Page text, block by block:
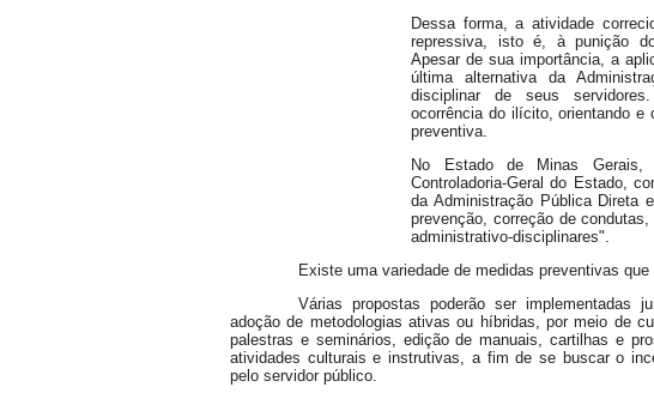
Dessa forma, a atividade
repressiva, isto é, à punição
Apesar de sua importância, a
última alternativa da
disciplinar de seus
ocorrência do ilícito, orientando e
preventiva.
No Estado de Minas Gerais,
Controladoria-Geral do Estado,
da Administração Pública Direta
prevenção, correção de
administrativo-disciplinares".
Existe uma variedade de medidas preventivas
Várias propostas poderão ser implementadas
adoção de metodologias ativas ou híbridas, por meio de
palestras e seminários, edição de manuais, cartilhas e
atividades culturais e instrutivas, a fim de se buscar o
pelo servidor público.